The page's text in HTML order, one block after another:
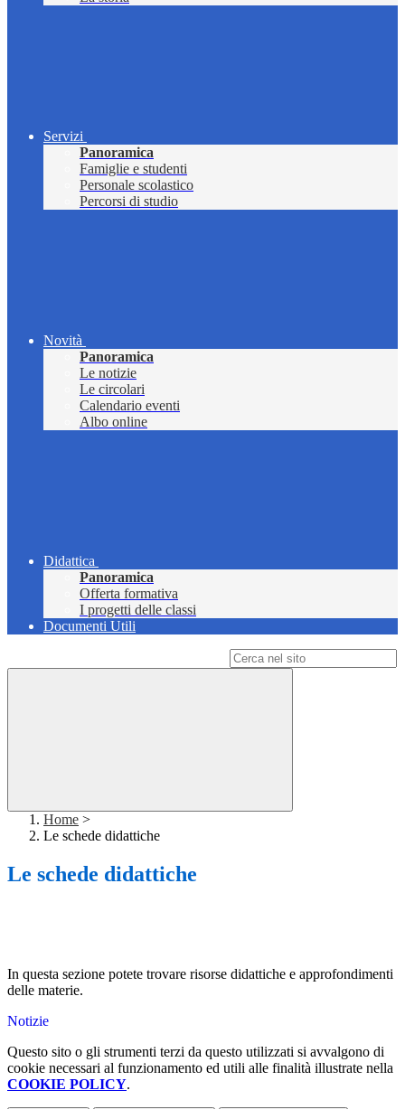
Servizi
Panoramica
Famiglie e studenti
Personale scolastico
Percorsi di studio
Novità
Panoramica
Le notizie
Le circolari
Calendario eventi
Albo online
Didattica
Panoramica
Offerta formativa
I progetti delle classi
Documenti Utili
Home >
Le schede didattiche
Le schede didattiche
In questa sezione potete trovare risorse didattiche e approfondimenti
delle materie.
Notizie
Questo sito o gli strumenti terzi da questo utilizzati si avvalgono di
cookie necessari al funzionamento ed utili alle finalità illustrate nella
COOKIE POLICY.